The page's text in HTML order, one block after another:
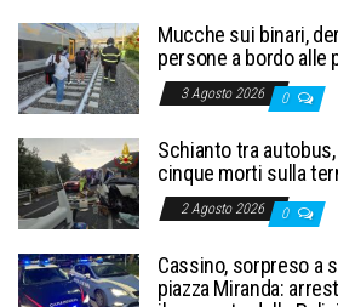
Mucche sui binari,
persone a bordo alle
3 Agosto 2026 0
Schianto tra
cinque morti sulla
2 Agosto 2026 0
Cassino, sorpreso a
piazza Miranda: